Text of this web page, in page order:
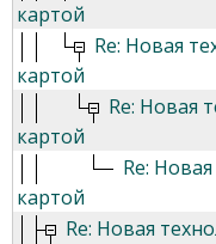
картой
Re: Новая
картой
Re: Новая
картой
Re:
картой
Re: Новая